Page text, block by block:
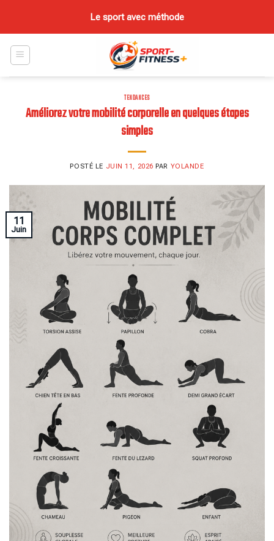
content
Le sport avec méthode
TENDANCES
Améliorez votre mobilité corporelle en quelques étapes
simples
POSTÉ LE JUIN 11, 2026 PAR YOLANDE
11
Juin